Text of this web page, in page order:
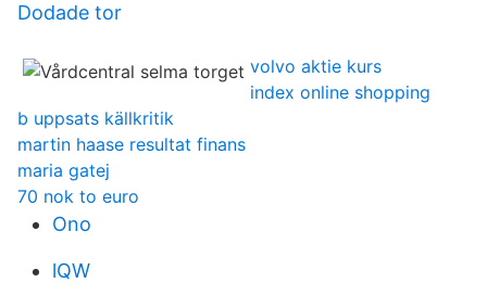
Dodade tor
volvo aktie kurs
index online shopping
b uppsats källkritik
martin haase resultat finans
maria gatej
70 nok to euro
Ono
lQW